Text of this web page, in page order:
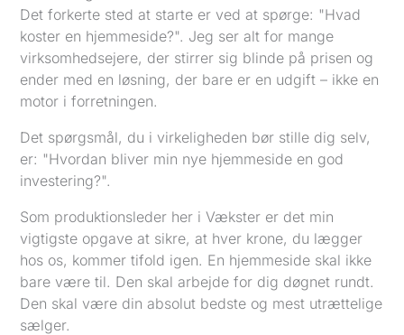
Det forkerte sted at starte er ved at spørge: "Hvad
koster en hjemmeside?". Jeg ser alt for mange
virksomhedsejere, der stirrer sig blinde på prisen og
ender med en løsning, der bare er en udgift – ikke en
motor i forretningen.
Det spørgsmål, du i virkeligheden bør stille dig selv,
er: "Hvordan bliver min nye hjemmeside en god
investering?".
Som produktionsleder her i Vækster er det min
vigtigste opgave at sikre, at hver krone, du lægger
hos os, kommer tifold igen. En hjemmeside skal ikke
bare være til. Den skal arbejde for dig døgnet rundt.
Den skal være din absolut bedste og mest utrættelige
sælger.